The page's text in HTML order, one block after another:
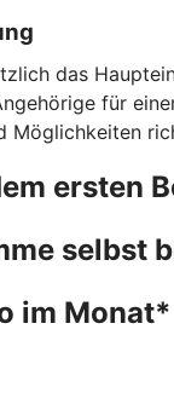
das
für
Möglichkeiten
ersten
selbst
im Monat*